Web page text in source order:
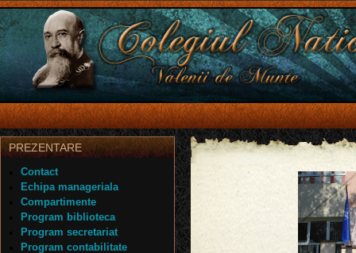
PREZENTARE
Contact
Echipa manageriala
Compartimente
Program biblioteca
Program secretariat
Program contabilitate